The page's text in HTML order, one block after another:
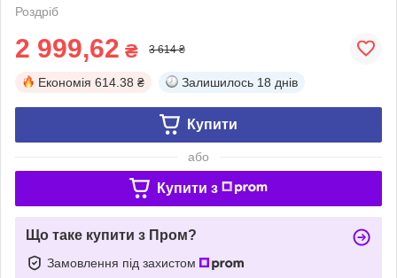
Роздріб
2 999,62 ₴ 3 614 ₴
Економія 614.38 ₴ Залишилось 18 днів
Купити
або
Купити з
Що таке купити з Пром?
Замовлення під захистом